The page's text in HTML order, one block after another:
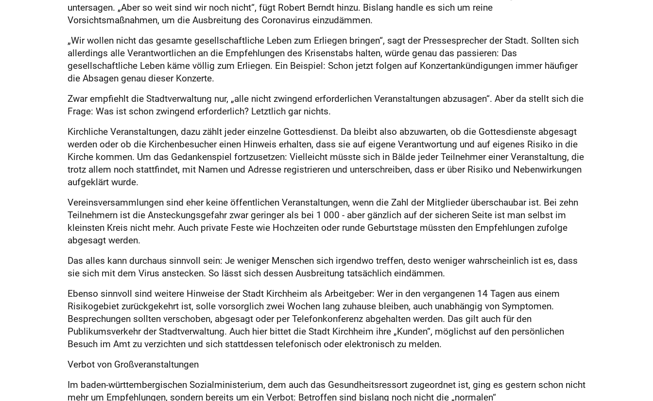
untersagen. „Aber so weit sind wir noch nicht“, fügt Robert Berndt hinzu. Bislang handle es sich um reine
Vorsichtsmaßnahmen, um die Ausbreitung des Coronavirus einzudämmen.
„Wir wollen nicht das gesamte gesellschaftliche Leben zum Erliegen bringen“, sagt der Pressesprecher der Stadt. Sollten sich
allerdings alle Verantwortlichen an die Empfehlungen des Krisenstabs halten, würde genau das passieren: Das
gesellschaftliche Leben käme völlig zum Erliegen. Ein Beispiel: Schon jetzt folgen auf Konzertankündigungen immer häufiger
die Absagen genau dieser Konzerte.
Zwar empfiehlt die Stadtverwaltung nur, „alle nicht zwingend erforderlichen Veranstaltungen abzusagen“. Aber da stellt sich die
Frage: Was ist schon zwingend erforderlich? Letztlich gar nichts.
Kirchliche Veranstaltungen, dazu zählt jeder einzelne Gottesdienst. Da bleibt also abzuwarten, ob die Gottesdienste abgesagt
werden oder ob die Kirchenbesucher einen Hinweis erhalten, dass sie auf eigene Verantwortung und auf eigenes Risiko in die
Kirche kommen. Um das Gedankenspiel fortzusetzen: Vielleicht müsste sich in Bälde jeder Teilnehmer einer Veranstaltung, die
trotz allem noch stattfindet, mit Namen und Adresse registrieren und unterschreiben, dass er über Risiko und Nebenwirkungen
aufgeklärt wurde.
Vereinsversammlungen sind eher keine öffentlichen Veranstaltungen, wenn die Zahl der Mitglieder überschaubar ist. Bei zehn
Teilnehmern ist die Ansteckungsgefahr zwar geringer als bei 1 000 - aber gänzlich auf der sicheren Seite ist man selbst im
kleinsten Kreis nicht mehr. Auch private Feste wie Hochzeiten oder runde Geburtstage müssten den Empfehlungen zufolge
abgesagt werden.
Das alles kann durchaus sinnvoll sein: Je weniger Menschen sich irgendwo treffen, desto weniger wahrscheinlich ist es, dass
sie sich mit dem Virus anstecken. So lässt sich dessen Ausbreitung tatsächlich eindämmen.
Ebenso sinnvoll sind weitere Hinweise der Stadt Kirchheim als Arbeitgeber: Wer in den vergangenen 14 Tagen aus einem
Risikogebiet zurückgekehrt ist, solle vorsorglich zwei Wochen lang zuhause bleiben, auch unabhängig von Symptomen.
Besprechungen sollten verschoben, abgesagt oder per Telefonkonferenz abgehalten werden. Das gilt auch für den
Publikumsverkehr der Stadtverwaltung. Auch hier bittet die Stadt Kirchheim ihre „Kunden“, möglichst auf den persönlichen
Besuch im Amt zu verzichten und sich stattdessen telefonisch oder elektronisch zu melden.
Verbot von Großveranstaltungen
Im baden-württembergischen Sozialministerium, dem auch das Gesundheitsressort zugeordnet ist, ging es gestern schon nicht
mehr um Empfehlungen, sondern bereits um ein Verbot: Betroffen sind bislang noch nicht die „normalen“